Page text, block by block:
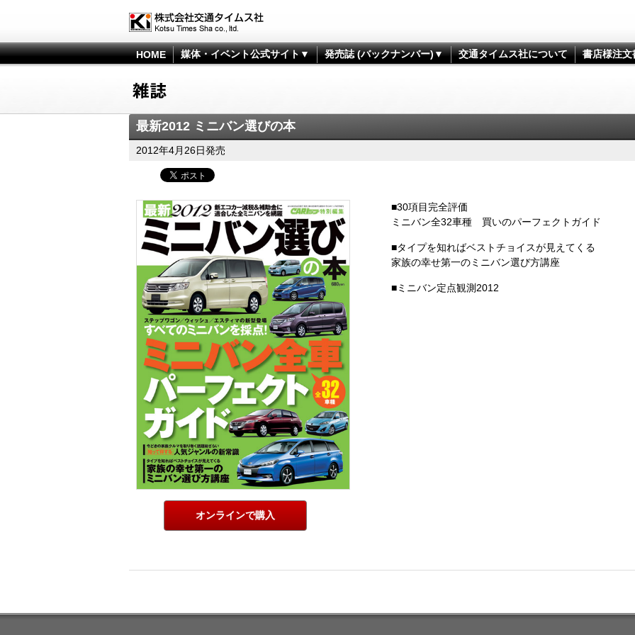
HOME 媒体・イベント公式サイト▼ 発売誌 (バックナンバー)▼ 交通タイムス社について 書店様注文
最新2012 ミニバン選びの本
2012年4月26日発売
オンラインで購入
■30項目完全評価
ミニバン全32車種 買いのパーフェクトガイド
■タイプを知ればベストチョイスが見えてくる
家族の幸せ第一のミニバン選び方講座
■ミニバン定点観測2012